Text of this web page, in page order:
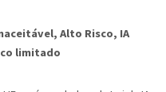
Alto Risco, IA
limitado